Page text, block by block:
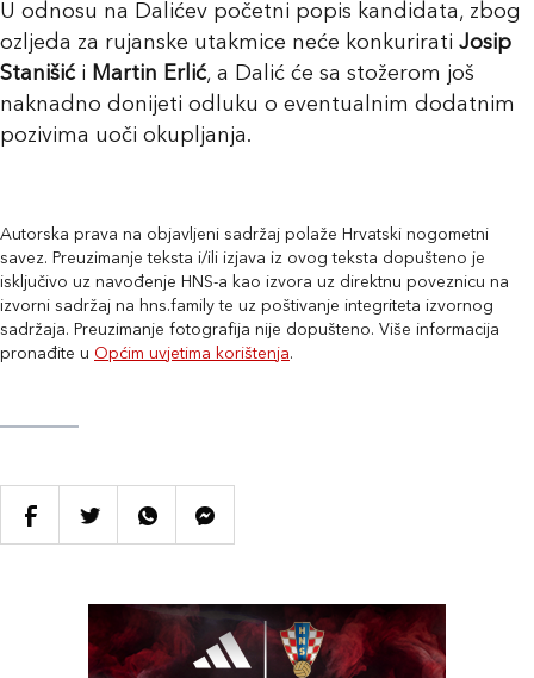
U odnosu na Dalićev početni popis kandidata, zbog
ozljeda za rujanske utakmice neće konkurirati Josip
Stanišići Martin Erlić, a Dalić će sa stožerom još
naknadno donijeti odluku o eventualnim dodatnim
pozivima uoči okupljanja.
Autorska prava na objavljeni sadržaj polaže Hrvatski nogometni
savez. Preuzimanje teksta i/ili izjava iz ovog teksta dopušteno je
isključivo uz navođenje HNS-a kao izvora uz direktnu poveznicu na
izvorni sadržaj na hns.family te uz poštivanje integriteta izvornog
sadržaja. Preuzimanje fotografija nije dopušteno. Više informacija
pronađite u Općim uvjetima korištenja.